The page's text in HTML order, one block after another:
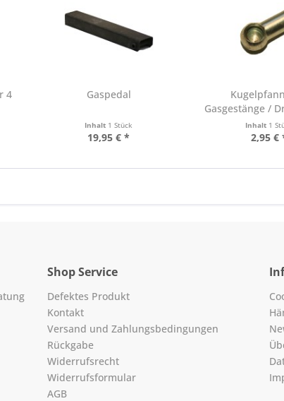
4
Gaspedal
Inhalt 1 Stück
19,95 € *
Gasgestänge /
LD 26
Inhalt 1
2,95 €
Shop Service
Defektes Produkt
Kontakt
Versand und Zahlungsbedingungen
Rückgabe
Widerrufsrecht
Widerrufsformular
AGB